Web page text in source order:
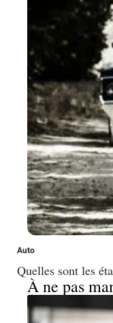
Auto
Quelles sont les
À ne pas